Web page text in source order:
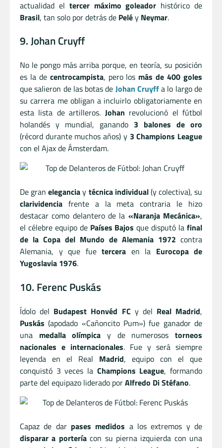
actualidad el tercer máximo goleador histórico de
Brasil, tan solo por detrás de Peléy Neymar.
9. Johan Cruyff
No le pongo más arriba porque, en teoría, su posición
es la de centrocampista, pero los más de 400 goles
que salieron de las botas de Johan Cruyffa lo largo de
su carrera me obligan a incluirlo obligatoriamente en
esta lista de artilleros. Johan revolucionó el fútbol
holandés y mundial, ganando 3 balones de oro
(récord durante muchos años) y 3 Champions League
con el Ajax de Ámsterdam.
De graneleganciay técnica individual(y colectiva), su
clarividencia frente a la meta contraria le hizo
destacar como delantero de la «Naranja Mecánica»,
el célebre equipo de Países Bajos que disputó lafinal
de la Copa del Mundo de Alemania 1972 contra
Alemania, y que fue tercera en la Eurocopa de
Yugoslavia 1976.
10. Ferenc Puskás
Ídolo del Budapest Honvéd FC y del Real Madrid,
Puskás (apodado «Cañoncito Pum») fue ganador de
una medalla olímpica y de numerosostorneos
nacionales e internacionales. Fue y será siempre
leyenda en el Real Madrid, equipo con el que
conquistó 3 veces la Champions League, formando
parte del equipazo liderado porAlfredo Di Stéfano.
Capaz de dar pases medidos a los extremos y de
disparar a porteríacon su pierna izquierda con una